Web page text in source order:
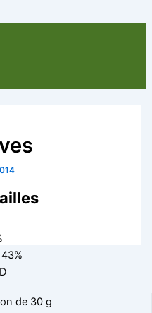
de 30 g